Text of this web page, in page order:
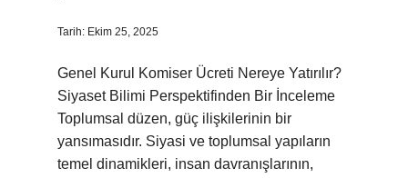
Tarih: Ekim 25, 2025
Genel Kurul Komiser Ücreti Nereye Yatırılır?
Siyaset Bilimi Perspektifinden Bir İnceleme
Toplumsal düzen, güç ilişkilerinin bir
yansımasıdır. Siyasi ve toplumsal yapıların
temel dinamikleri, insan davranışlarının,